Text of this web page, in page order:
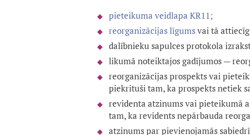
pieteikuma veidlapa KR11;
reorganizācijas līgumsvai tā
dalībnieku sapulces protokola
likumā noteiktajos gadījumos —
reorganizācijas prospekts vai
piekrituši tam, ka prospekts netiek
revidenta atzinums vai pieteikumā
tam, ka revidents nepārbauda
atzinums par pievienojamās